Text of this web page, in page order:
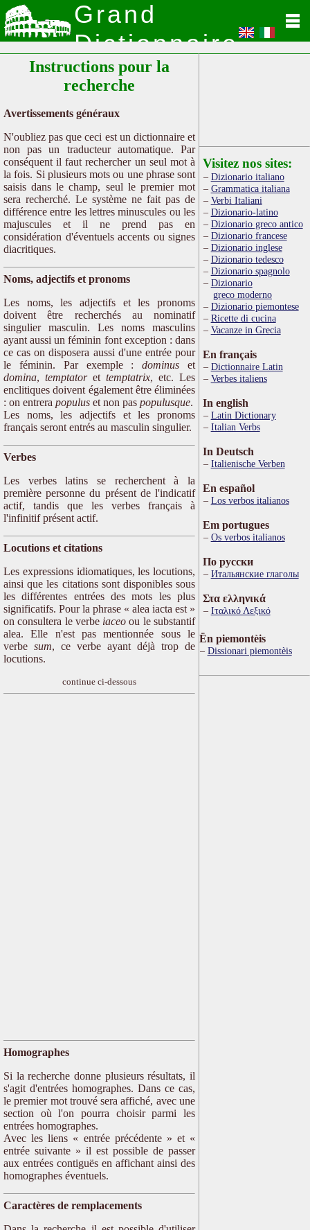
Grand
Dictionnaire
Latin
Instructions pour la
recherche
Avertissements généraux
N'oubliez pas que ceci est un dictionnaire et
non pas un traducteur automatique. Par
conséquent il faut rechercher un seul mot à
la fois. Si plusieurs mots ou une phrase sont
saisis dans le champ, seul le premier mot
sera recherché. Le système ne fait pas de
différence entre les lettres minuscules ou les
majuscules et il ne prend pas en
considération d'éventuels accents ou signes
diacritiques.
Noms, adjectifs et pronoms
Les noms, les adjectifs et les pronoms
doivent être recherchés au nominatif
singulier masculin. Les noms masculins
ayant aussi un féminin font exception : dans
ce cas on disposera aussi d'une entrée pour
le féminin. Par exemple :dominus et
domina, temptatoret temptatrix, etc. Les
enclitiques doivent également être éliminées
: on entrera populus et non pas populusque.
Les noms, les adjectifs et les pronoms
français seront entrés au masculin singulier.
Verbes
Les verbes latins se recherchent à la
première personne du présent de l'indicatif
actif, tandis que les verbes français à
l'infinitif présent actif.
Locutions et citations
Les expressions idiomatiques, les locutions,
ainsi que les citations sont disponibles sous
les différentes entrées des mots les plus
significatifs. Pour la phrase « alea iacta est »
on consultera le verbe iaceo ou le substantif
alea. Elle n'est pas mentionnée sous le
verbe sum, ce verbe ayant déjà trop de
locutions.
continue ci-dessous
Homographes
Si la recherche donne plusieurs résultats, il
s'agit d'entrées homographes. Dans ce cas,
le premier mot trouvé sera affiché, avec une
section où l'on pourra choisir parmi les
entrées homographes.
Avec les liens « entrée précédente » et «
entrée suivante » il est possible de passer
aux entrées contiguës en affichant ainsi des
homographes éventuels.
Caractères de remplacements
Visitez nos sites:
Dizionario italiano
Grammatica italiana
Verbi Italiani
Dizionario-latino
Dizionario greco antico
Dizionario francese
Dizionario inglese
Dizionario tedesco
Dizionario spagnolo
Dizionario
greco moderno
Dizionario piemontese
Ricette di cucina
Vacanze in Grecia
En français
Dictionnaire Latin
Verbes italiens
In english
Latin Dictionary
Italian Verbs
In Deutsch
Italienische Verben
En español
Los verbos italianos
Em portugues
Os verbos italianos
По русски
Итальянские глаголы
Στα ελληνικά
Ιταλικό Λεξικό
Ën piemontèis
Dissionari piemontèis